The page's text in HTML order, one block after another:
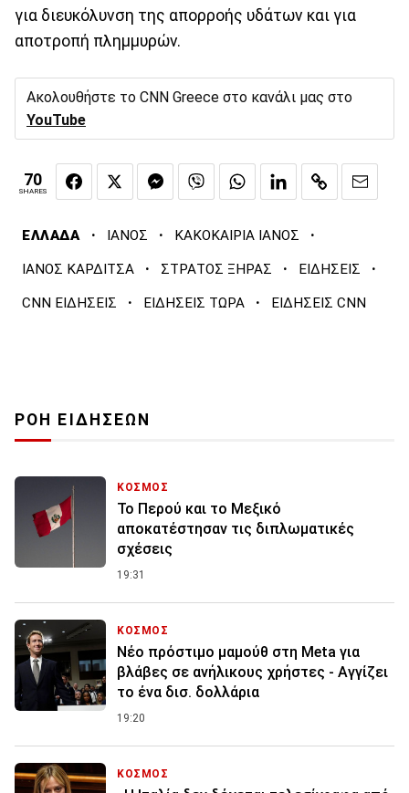
για διευκόλυνση της απορροής υδάτων και για
αποτροπή πλημμυρών.
Ακολουθήστε το CNN Greece στο κανάλι μας στο
YouTube
70
SHARES
ΕΛΛΑΔΑ · ΙΑΝΟΣ · ΚΑΚΟΚΑΙΡΙΑ ΙΑΝΟΣ ·
ΙΑΝΟΣ ΚΑΡΔΙΤΣΑ · ΣΤΡΑΤΟΣ ΞΗΡΑΣ · ΕΙΔΗΣΕΙΣ ·
CNN ΕΙΔΗΣΕΙΣ · ΕΙΔΗΣΕΙΣ ΤΩΡΑ · ΕΙΔΗΣΕΙΣ CNN
ΡΟΗ ΕΙΔΗΣΕΩΝ
ΚΟΣΜΟΣ
Το Περού και το Μεξικό
αποκατέστησαν τις διπλωματικές
σχέσεις
19:31
ΚΟΣΜΟΣ
Nέο πρόστιμο μαμούθ στη Meta για
βλάβες σε ανήλικους χρήστες - Αγγίζει
το ένα δισ. δολλάρια
19:20
ΚΟΣΜΟΣ